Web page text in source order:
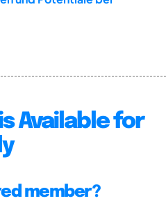
Available for
member?